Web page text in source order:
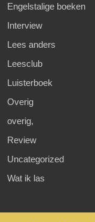
Engelstalige boeken
Interview
Lees anders
Leesclub
Luisterboek
Overig
overig,
Review
Uncategorized
Wat ik las